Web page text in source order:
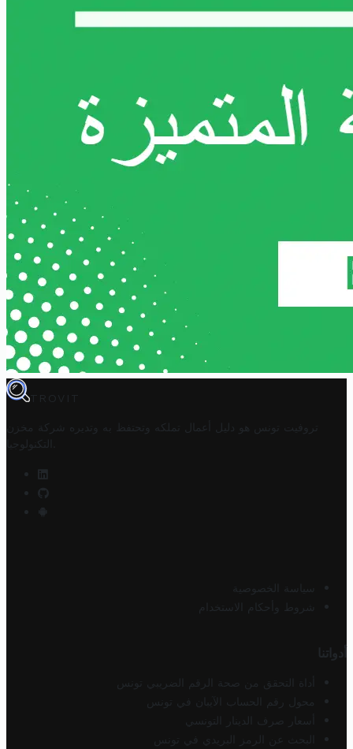
TROVIT
تروفيت تونس هو دليل أعمال تملكه وتحتفظ به وتديره
شركة مخزن
التكنولوجيا
سياسة الخصوصية
شروط وأحكام الاستخدام
أدواتنا
أداة التحقق من صحة الرقم الضريبي تونس
محول رقم الحساب الآيبان في تونس
أسعار صرف الدينار التونسي
البحث عن الرمز البريدي في تونس